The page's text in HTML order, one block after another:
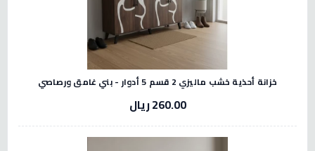
خزانة أحذية خشب ماليزي 2 قسم 5 أدوار - بني غامق ورصاصي
260.00 ريال